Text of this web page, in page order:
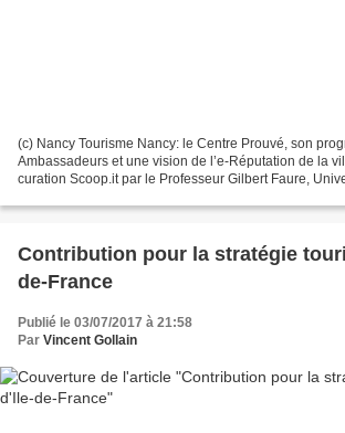
(c) Nancy Tourisme Nancy: le Centre Prouvé, son
Ambassadeurs et une vision de l’e-Réputation de la
curation Scoop.it par le Professeur Gilbert Faure,
Contribution pour la stratégie
de-France
Publié le 03/07/2017 à 21:58
Par Vincent Gollain